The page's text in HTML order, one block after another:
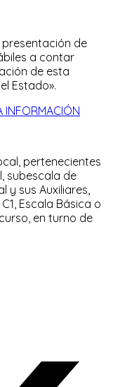
presentación de
a contar
de esta
Estado».
INFORMACIÓN
pertenecientes
subescala de
y sus Auxiliares,
Escala Básica o
en turno de